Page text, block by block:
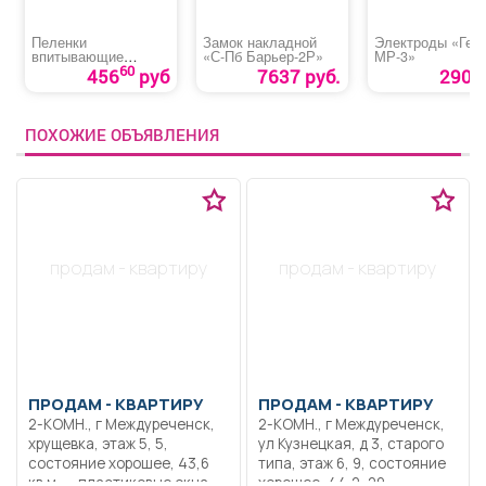
Пеленки
впитывающие
«Медлил» эконом
45660руб
Замок накладной
«С-Пб Барьер-2Р»
7637 руб.
Электроды
МР-3»
290
ПОХОЖИЕ ОБЪЯВЛЕНИЯ
продам - квартиру
ПРОДАМ - КВАРТИРУ
2-КОМН., г Междуреченск,
хрущевка, этаж 5, 5,
состояние хорошее, 43,6
продам - квартиру
ПРОДАМ - КВАРТИРУ
2-КОМН., г Междуреченск,
ул Кузнецкая, д 3, старого
типа, этаж 6, 9, состояние